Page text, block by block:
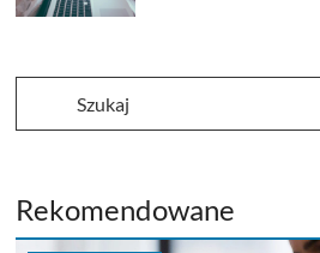
Rekomendowane